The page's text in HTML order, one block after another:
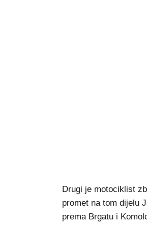
Drugi je motociklist
promet na tom dijelu
prema Brgatu i